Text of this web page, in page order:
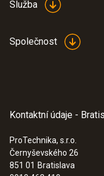
:0563 2061
testo 206-
Služba
Společnost
Kontaktní údaje -
ProTechnika, s.r.o.
Černyševského 26
851 01 Bratislava